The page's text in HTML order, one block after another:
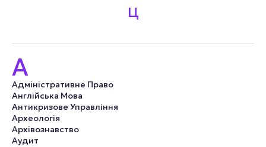
Ц
А
Адміністративне Право
Англійська Мова
Антикризове Управління
Археологія
Архівознавство
Аудит